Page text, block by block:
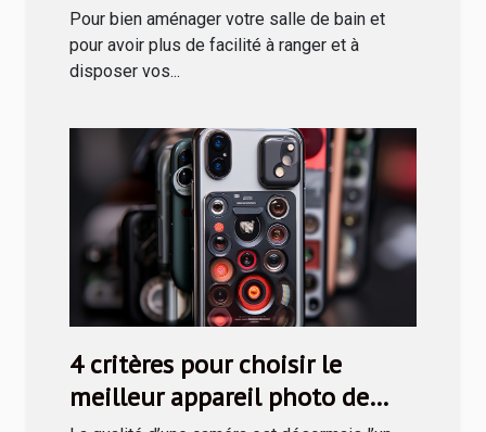
Pour bien aménager votre salle de bain et
pour avoir plus de facilité à ranger et à
disposer vos...
4 critères pour choisir le
meilleur appareil photo de